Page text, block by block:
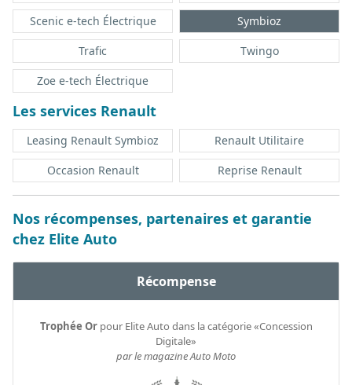
Scenic e-tech Électrique
Symbioz
Trafic
Twingo
Zoe e-tech Électrique
Les services Renault
Leasing Renault Symbioz
Renault Utilitaire
Occasion Renault
Reprise Renault
Nos récompenses, partenaires et garantie
chez Elite Auto
Récompense
Trophée Orpour Elite Auto dans la catégorie «Concession
Digitale»
par le magazine Auto Moto